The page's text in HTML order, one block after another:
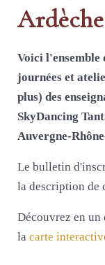
Ardèche
Voici l'ensemble
journées et
plus) des
SkyDancing
Auvergne-
Le bulletin
la description de
Découvrez en
la carte